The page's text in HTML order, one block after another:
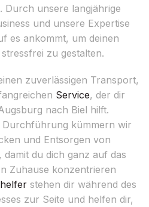
Durch unsere langjährige
und unsere Expertise
es ankommt, um deinen
zu gestalten.
zuverlässigen Transport,
Service, der dir
nach Biel hilft.
kümmern wir
und Entsorgen von
du dich ganz auf das
Zuhause konzentrieren
stehen dir während des
zur Seite und helfen dir,